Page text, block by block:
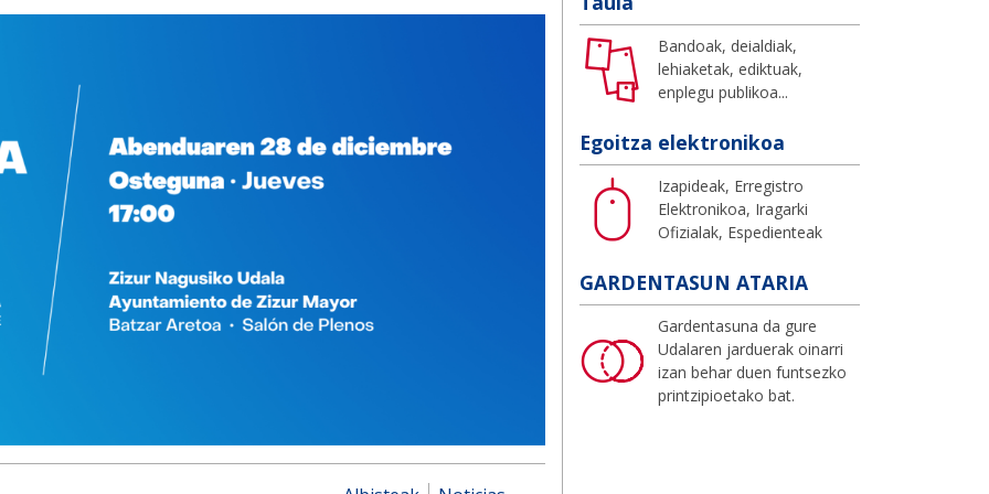
Bandoak, deialdiak,
lehiaketak, ediktuak,
enplegu publikoa...
Egoitza elektronikoa
Izapideak, Erregistro
Elektronikoa, Iragarki
Ofizialak, Espedienteak
GARDENTASUN ATARIA
Gardentasuna da gure
Udalaren jarduerak oinarri
izan behar duen funtsezko
printzipioetako bat.